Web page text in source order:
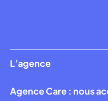
L’agence
Agence Care : nous